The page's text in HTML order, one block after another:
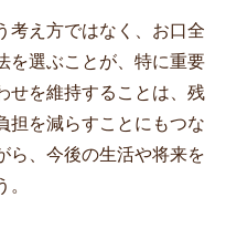
考え方ではなく、お口全
を選ぶことが、特に重要
せを維持することは、残
担を減らすことにもつな
ら、今後の生活や将来を